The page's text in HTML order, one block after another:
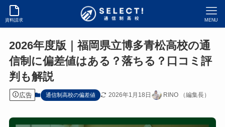
資料請求 MENU
2026年度版｜福岡県立博多青松高校の通
信制に偏差値はある？落ちる？口コミ評
判も解説
広告 通信制高校の偏差値 2026年1月18日 RINO （編集長）